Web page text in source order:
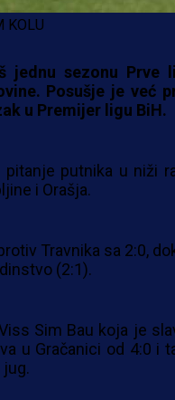
KOLU
jednu sezonu Prve
Posušje je već
u Premijer ligu BiH.
putnika u niži
i Orašja.
Travnika sa 2:0,
(2:1).
Sim Bau koja je
u Gračanici od 4:0 i
jug.